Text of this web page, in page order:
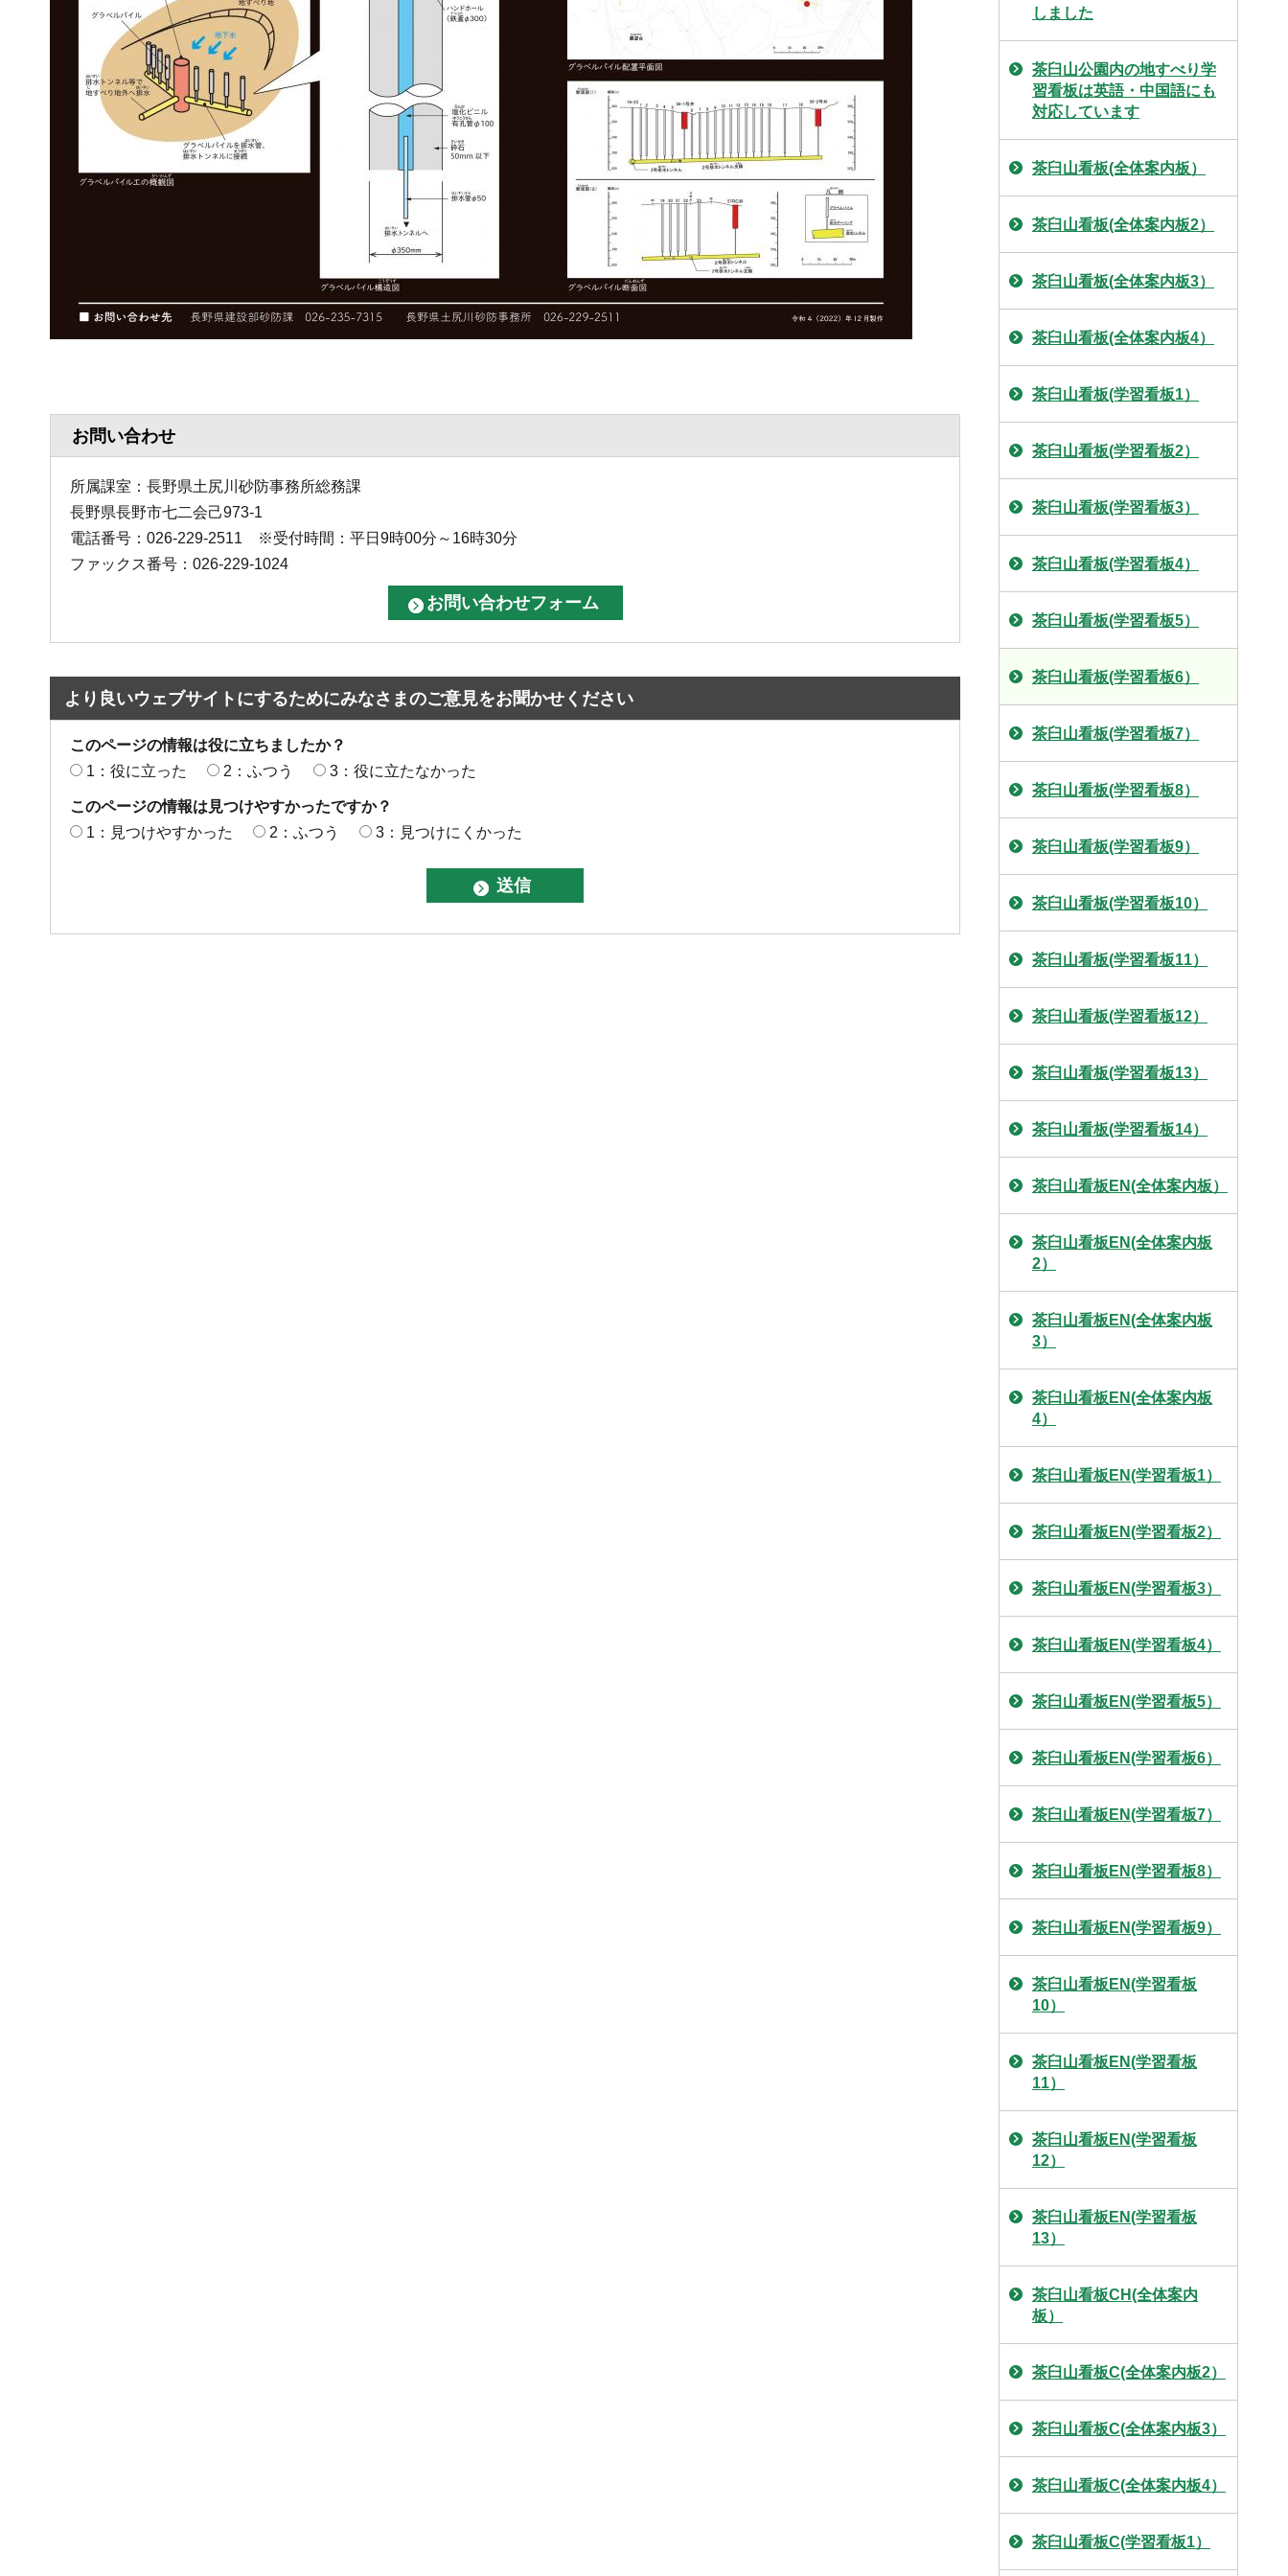
お問い合わせ
所属課室：長野県土尻川砂防事務所総務課
長野県長野市七二会己973-1
電話番号：026-229-2511 ※受付時間：平日9時00分～16時30分
ファックス番号：026-229-1024
より良いウェブサイトにするためにみなさまのご意見をお聞かせください
このページの情報は役に立ちましたか？
1：役に立った
2：ふつう 3：役に立たなかった
このページの情報は見つけやすかったですか？
1：見つけやすかった
2：ふつう 3：見つけにくかった
しました
茶臼山公園内の地すべり学
習看板は英語・中国語にも
対応しています
茶臼山看板(全体案内板）
茶臼山看板(全体案内板2）
茶臼山看板(全体案内板3）
茶臼山看板(全体案内板4）
茶臼山看板(学習看板1）
茶臼山看板(学習看板2）
茶臼山看板(学習看板3）
茶臼山看板(学習看板4）
茶臼山看板(学習看板5）
茶臼山看板(学習看板6）
茶臼山看板(学習看板7）
茶臼山看板(学習看板8）
茶臼山看板(学習看板9）
茶臼山看板(学習看板10）
茶臼山看板(学習看板11）
茶臼山看板(学習看板12）
茶臼山看板(学習看板13）
茶臼山看板(学習看板14）
茶臼山看板EN(全体案内板）
茶臼山看板EN(全体案内板
2）
茶臼山看板EN(全体案内板
3）
茶臼山看板EN(全体案内板
4）
茶臼山看板EN(学習看板1）
茶臼山看板EN(学習看板2）
茶臼山看板EN(学習看板3）
茶臼山看板EN(学習看板4）
茶臼山看板EN(学習看板5）
茶臼山看板EN(学習看板6）
茶臼山看板EN(学習看板7）
茶臼山看板EN(学習看板8）
茶臼山看板EN(学習看板9）
茶臼山看板EN(学習看板
10）
茶臼山看板EN(学習看板
11）
茶臼山看板EN(学習看板
12）
茶臼山看板EN(学習看板
13）
茶臼山看板CH(全体案内
板）
茶臼山看板C(全体案内板2）
茶臼山看板C(全体案内板3）
茶臼山看板C(全体案内板4）
茶臼山看板C(学習看板1）